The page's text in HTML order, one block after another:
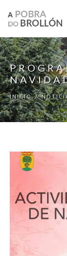
INICIO /